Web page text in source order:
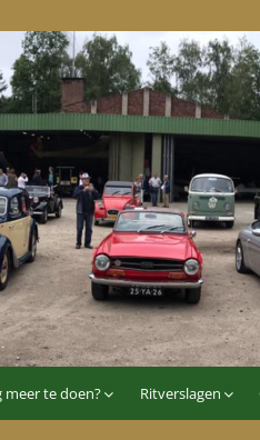
meer te doen? Ritverslagen